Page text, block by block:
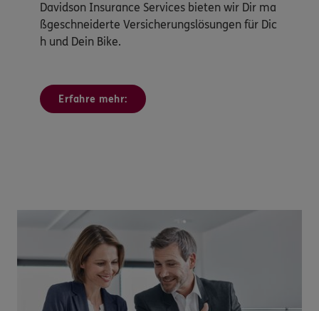
Davidson Insurance Services bieten wir Dir ma
ßgeschneiderte Versicherungslösungen für Dic
h und Dein Bike.
Erfahre mehr: